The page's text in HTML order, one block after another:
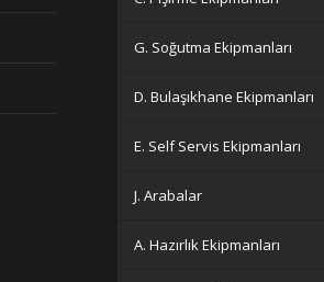
G. Soğutma Ekipmanları
D. Bulaşıkhane Ekipmanları
E. Self Servis Ekipmanları
J. Arabalar
A. Hazırlık Ekipmanları